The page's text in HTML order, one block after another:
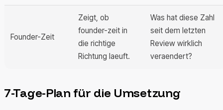
Founder-Zeit
Zeigt, ob
founder-zeit in
die richtige
Richtung laeuft.
Was hat diese Zahl
seit dem letzten
Review wirklich
veraendert?
7-Tage-Plan für die Umsetzung